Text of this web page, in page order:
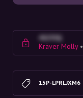
4G23SQ
Kräver Molly •
15P-LPRLJXM6